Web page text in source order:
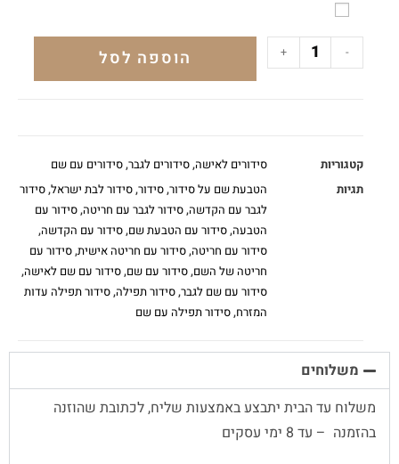
-
+ הוספה לסל
קטגוריות סידורים לאישה,סידורים לגבר,סידורים עם שם
תגיות
הטבעת שם על סידור,סידור,סידור לבת ישראל,סידור
לגבר עם הקדשה,סידור לגבר עם חריטה,סידור עם
הטבעה,סידור עם הטבעת שם,סידור עם הקדשה,
סידור עם חריטה,סידור עם חריטה אישית,סידור עם
חריטה של השם,סידור עם שם,סידור עם שם לאישה,
סידור עם שם לגבר,סידור תפילה,סידור תפילה עדות
המזרח,סידור תפילה עם שם
משלוחים
משלוח עד הבית יתבצע באמצעות שליח, לכתובת שהוזנה
בהזמנה – עד 8 ימי עסקים